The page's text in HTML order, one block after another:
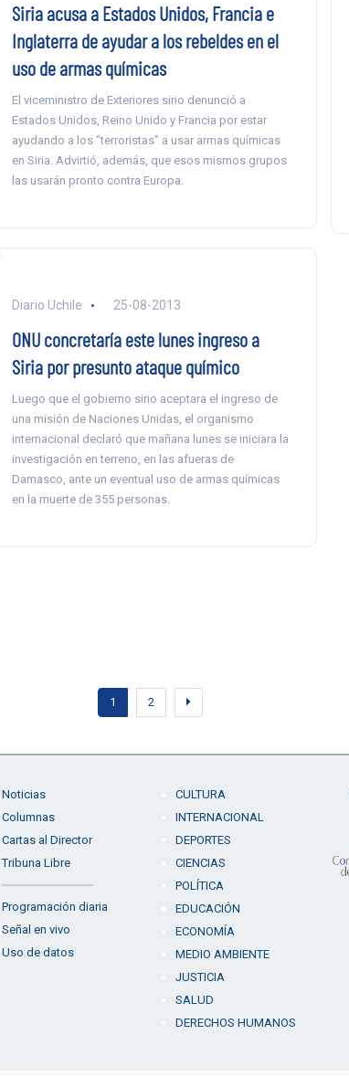
Siria acusa a Estados Unidos, Francia e
Inglaterra de ayudar a los rebeldes en el
uso de armas químicas
El viceministro de Exteriores sirio denunció a
Estados Unidos, Reino Unido y Francia por estar
ayudando a los “terroristas” a usar armas químicas
en Siria. Advirtió, además, que esos mismos grupos
las usarán pronto contra Europa.
Diario Uchile 25-08-2013
ONU concretaría este lunes ingreso a
Siria por presunto ataque químico
Luego que el gobierno sirio aceptara el ingreso de
una misión de Naciones Unidas, el organismo
internacional declaró que mañana lunes se iniciara la
investigación en terreno, en las afueras de
Damasco, ante un eventual uso de armas químicas
en la muerte de 355 personas.
1 2
Noticias
Columnas
Cartas al Director
Tribuna Libre
Programación diaria
Señal en vivo
Uso de datos
CULTURA
INTERNACIONAL
DEPORTES
CIENCIAS
POLÍTICA
EDUCACIÓN
ECONOMÍA
MEDIO AMBIENTE
JUSTICIA
SALUD
DERECHOS HUMANOS